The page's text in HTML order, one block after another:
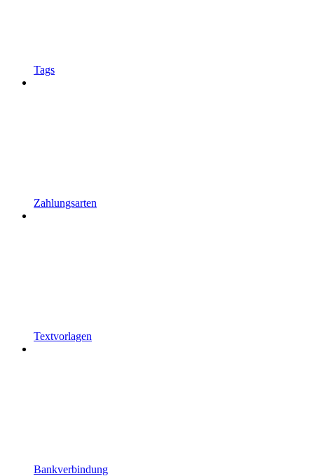
Tags
Zahlungsarten
Textvorlagen
Bankverbindung